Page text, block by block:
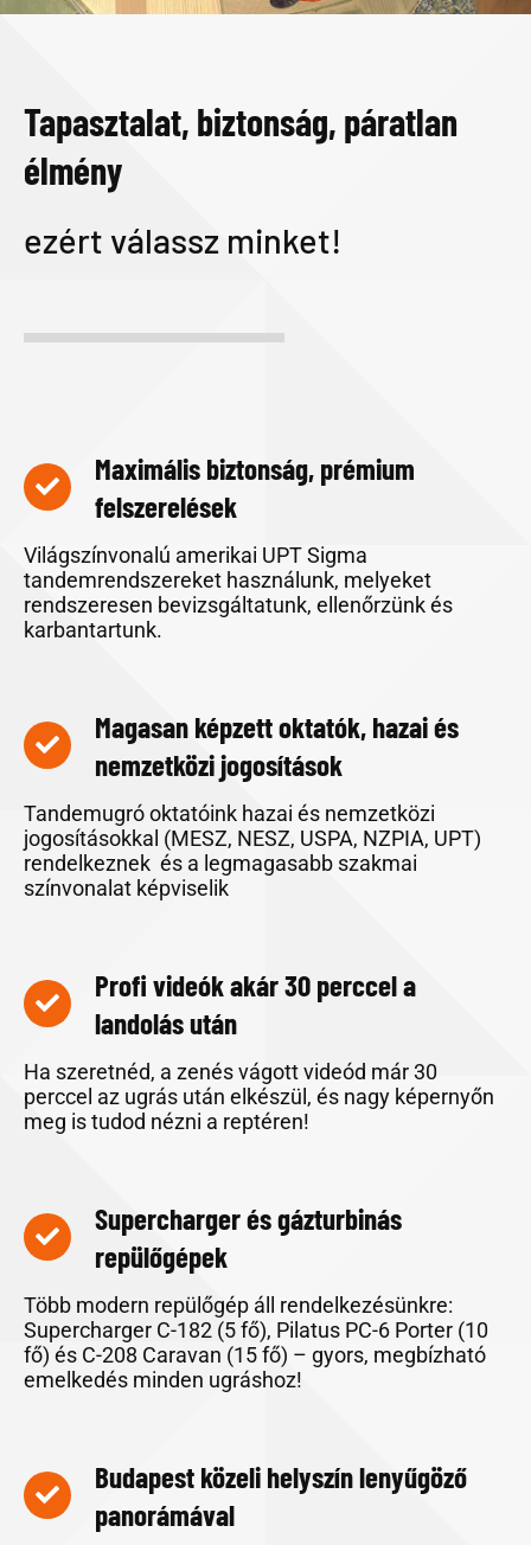
Tapasztalat, biztonság, páratlan
élmény
ezért válassz minket!
Maximális biztonság, prémium
felszerelések
Világszínvonalú amerikai UPT Sigma
tandemrendszereket használunk, melyeket
rendszeresen bevizsgáltatunk, ellenőrzünk és
karbantartunk.
Magasan képzett oktatók, hazai és
nemzetközi jogosítások
Tandemugró oktatóink hazai és nemzetközi
jogosításokkal (MESZ, NESZ, USPA, NZPIA, UPT)
rendelkeznek és a legmagasabb szakmai
színvonalat képviselik
Profi videók akár 30 perccel a
landolás után
Ha szeretnéd, a zenés vágott videód már 30
perccel az ugrás után elkészül, és nagy képernyőn
meg is tudod nézni a reptéren!
Supercharger és gázturbinás
repülőgépek
Több modern repülőgép áll rendelkezésünkre:
Supercharger C-182 (5 fő), Pilatus PC-6 Porter (10
fő) és C-208 Caravan (15 fő) – gyors, megbízható
emelkedés minden ugráshoz!
Budapest közeli helyszín lenyűgöző
panorámával